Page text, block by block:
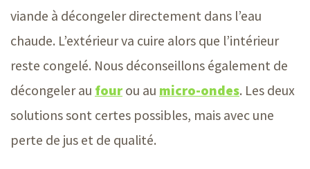
viande à décongeler directement dans l’eau
chaude. L’extérieur va cuire alors que l’intérieur
reste congelé. Nous déconseillons également de
décongeler au four ou au micro-ondes. Les deux
solutions sont certes possibles, mais avec une
perte de jus et de qualité.